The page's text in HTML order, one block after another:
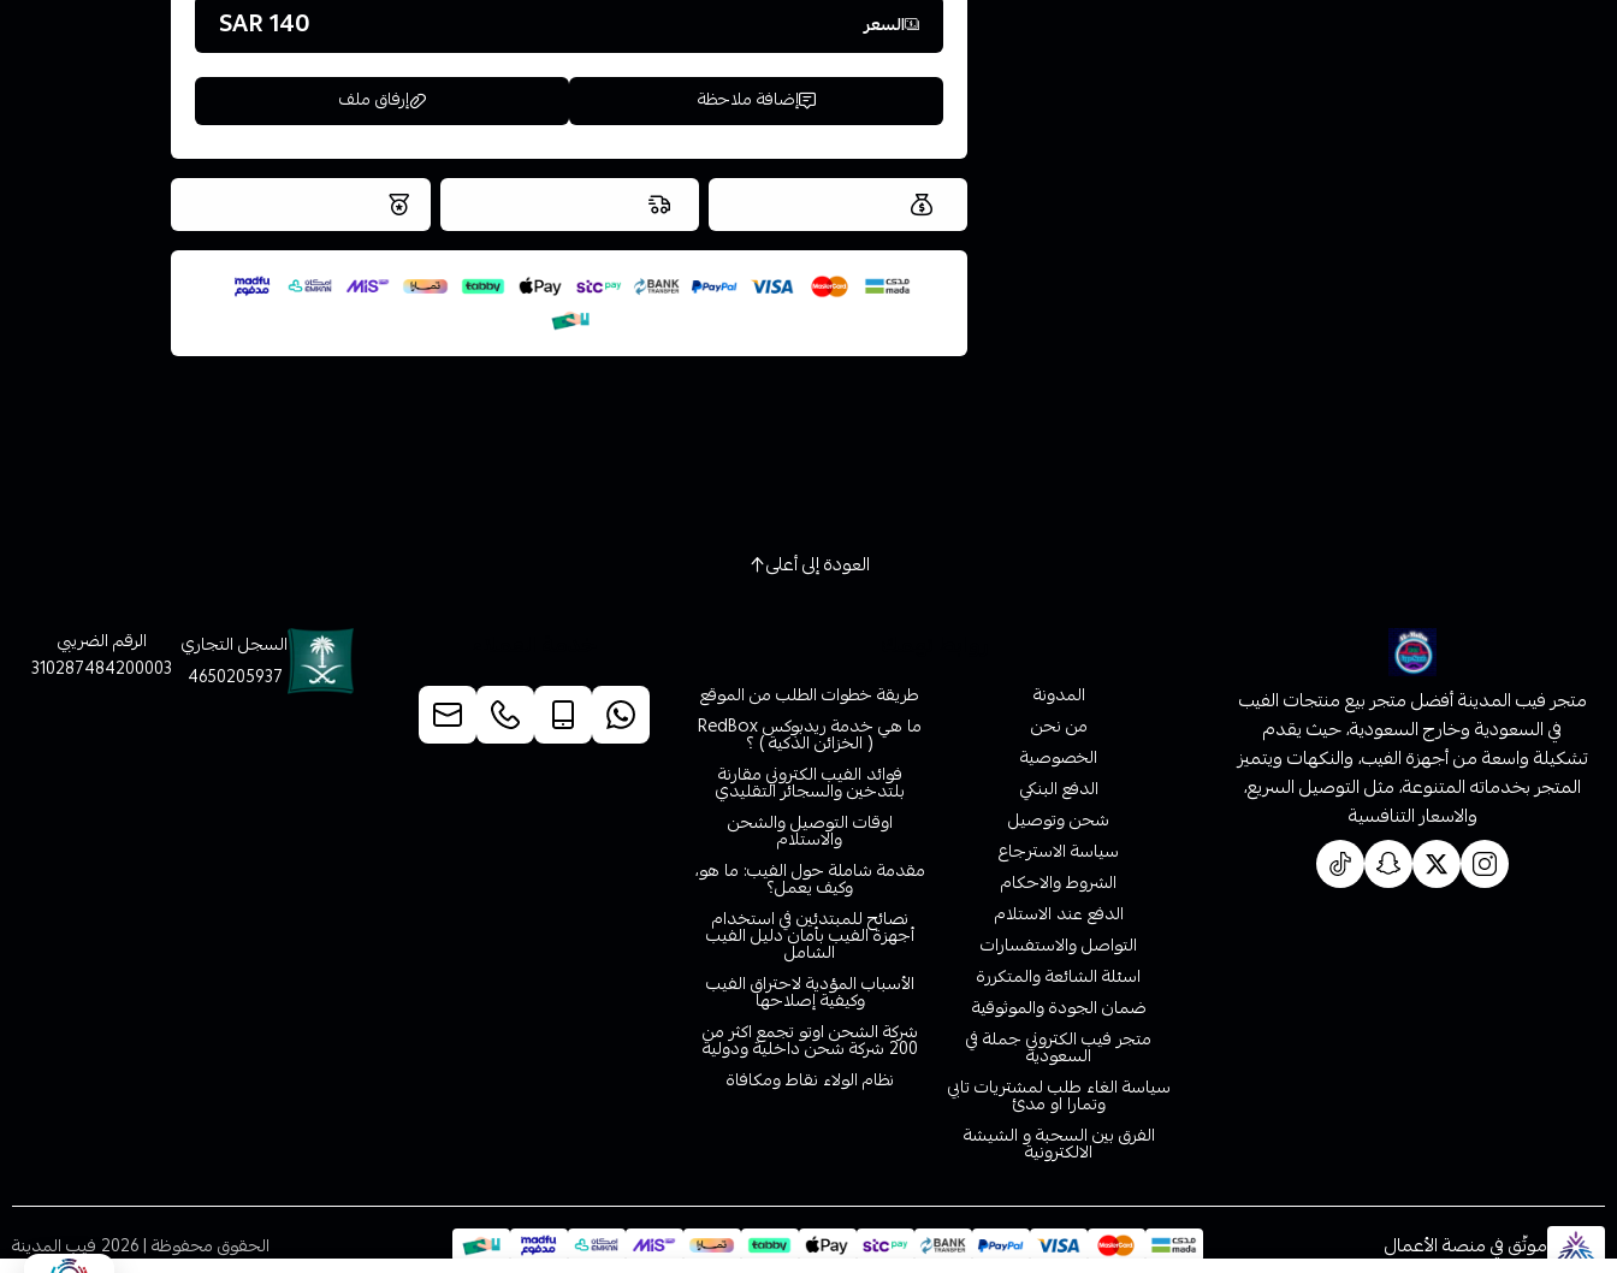
السعر 140 SAR
إضافة ملاحظة إرفاق ملف
اسحب و افلت الملف هنا
استعراض
العروض والشحن مجاني نتميز بلجودة والتخزين الامن
العودة إلى أعلى
متجر فيب المدينة أفضل متجر بيع منتجات الفيب
في السعودية وخارج السعودية، حيث يقدم
تشكيلة واسعة من أجهزة الفيب، والنكهات ويتميز
المتجر بخدماته المتنوعة، مثل التوصيل السريع،
والاسعار التنافسية
المدونة
من نحن
الخصوصية
الدفع البنكي
شحن وتوصيل
سياسة الاسترجاع
الشروط والاحكام
الدفع عند الاستلام
التواصل والاستفسارات
اسئلة الشائعة والمتكررة
ضمان الجودة والموثوقية
متجر فيب الكتروني جملة في
السعودية
سياسة الغاء طلب لمشتريات تابي
وتمارا او مدئ
الفرق بين السحبة و الشيشة
الالكترونية
طريقة خطوات الطلب من الموقع
ما هي خدمة ريدبوكس RedBox
( الخزائن الذكية ) ؟
فوائد الفيب الكتروني مقارنة
بلتدخين والسجائر التقليدي
اوقات التوصيل والشحن
والاستلام
مقدمة شاملة حول الفيب: ما هو،
وكيف يعمل؟
نصائح للمبتدئين في استخدام
أجهزة الفيب بأمان دليل الفيب
الشامل
الأسباب المؤدية لاحتراق الفيب
وكيفية إصلاحها
شركة الشحن اوتو تجمع اكثر من
200 شركة شحن داخلية ودولية
نظام الولاء نقاط ومكافاة
السجل التجاري
4650205937
الرقم الضريبي
310287484200003
موثّق في منصة الأعمال الحقوق محفوظة | 2026 فيب المدينة